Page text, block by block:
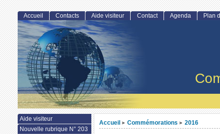
Accueil > Commémorations > 2016
Accueil Contacts Aide visiteur Contact Agenda Plan
Aide visiteur
Nouvelle rubrique N° 203